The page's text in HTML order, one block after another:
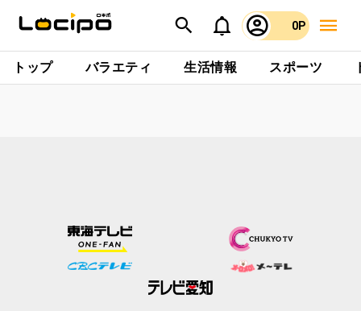
0P
トップ バラエティ 生活情報 スポーツ